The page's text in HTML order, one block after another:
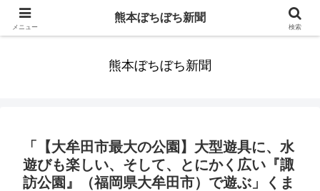
みんなまだ気づかずすごしていたんだわ。ずっといっしょに歩いてゆけるっ
熊本ぼちぼち新聞
「【大牟田市最大の公園】大型遊具に、水
遊びも楽しい、そして、とにかく広い『諏
訪公園』（福岡県大牟田市）で遊ぶ」くま
メニュー
熊本ぼちぼち新聞
検索